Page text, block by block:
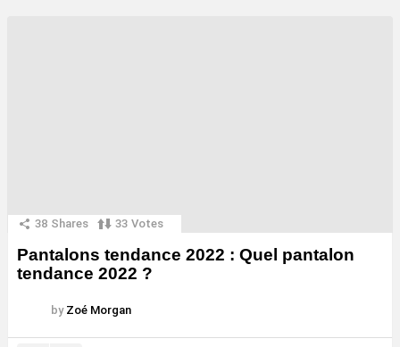
38 Shares 33 Votes
Pantalons tendance 2022 : Quel pantalon
tendance 2022 ?
by Zoé Morgan